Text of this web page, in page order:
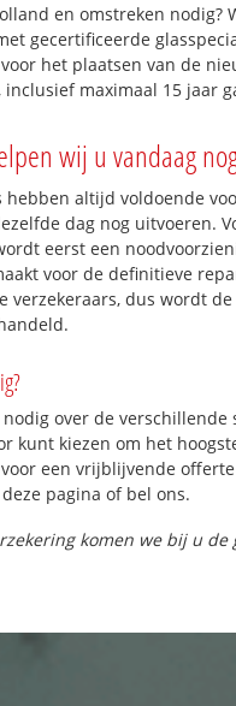
en omstreken nodig?
gecertificeerde
het plaatsen van de
inclusief maximaal 15 jaar
wij u vandaag
hebben altijd voldoende
dag nog uitvoeren.
eerst een
voor de definitieve
verzekeraars, dus wordt
over de verschillende
kunt kiezen om het
een vrijblijvende
pagina of bel ons.
komen we bij u